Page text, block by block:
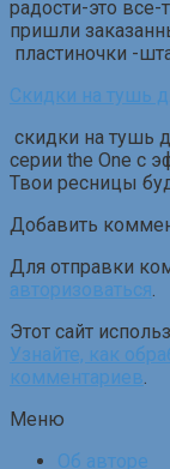
радости-это все-
пришли
пластиночки -
Скидки на тушь
скидки на тушь
серии the One с
Твои ресницы
Добавить
Для отправки
авторизоваться.
Этот сайт
Узнайте, как
комментариев.
Меню
Об авторе